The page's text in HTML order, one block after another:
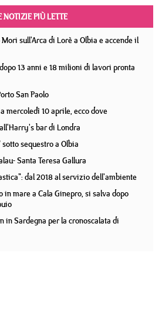
NOTIZIE PIÙ LETTE
sull'Arca di Lorè a Olbia e accende il
13 anni e 18 milioni di lavori pronta
San Paolo
mercoledì 10 aprile, ecco dove
bar di Londra
sequestro a Olbia
Santa Teresa Gallura
dal 2018 al servizio dell'ambiente
mare a Cala Ginepro, si salva dopo
in Sardegna per la cronoscalata di